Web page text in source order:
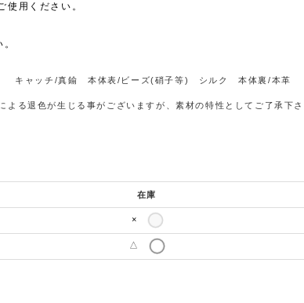
用ください。
） キャッチ/真鍮 本体表/ビーズ(硝子等) シルク 本体裏/本革
る退色が生じる事がございますが、素材の特性としてご了承下さ
在庫
×
△